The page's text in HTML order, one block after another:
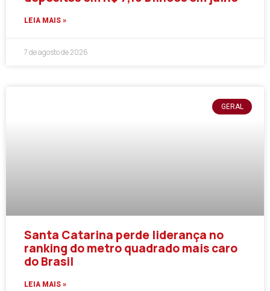
LEIA MAIS »
7 de agosto de 2026
GERAL
Santa Catarina perde liderança no
ranking do metro quadrado mais caro
do Brasil
LEIA MAIS »